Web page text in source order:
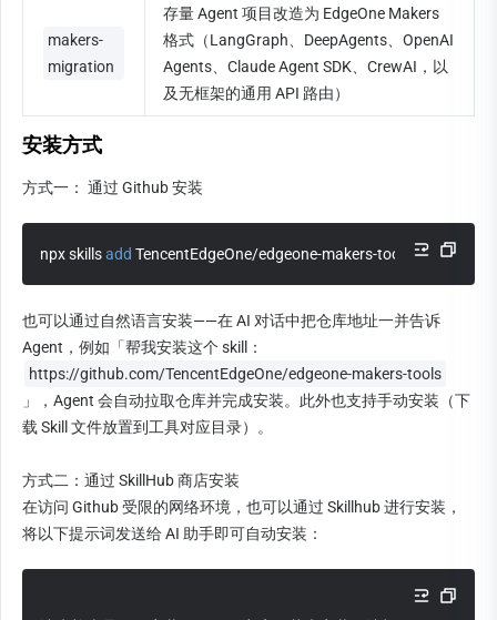
makers-
migration
存量 Agent 项目改造为 EdgeOne Makers
格式（LangGraph、DeepAgents、OpenAI
Agents、Claude Agent SDK、CrewAI，以
及无框架的通用 API 路由）
安装方式
方式一： 通过 Github 安装
npx skills add TencentEdgeOne/edgeone-makers-tools
也可以通过自然语言安装——在 AI 对话中把仓库地址一并告诉
Agent，例如「帮我安装这个 skill：
https://github.com/TencentEdgeOne/edgeone-makers-tools
」，Agent 会自动拉取仓库并完成安装。此外也支持手动安装（下
载 Skill 文件放置到工具对应目录）。
方式二：通过 SkillHub 商店安装
在访问 Github 受限的网络环境，也可以通过 Skillhub 进行安装，
将以下提示词发送给 AI 助手即可自动安装：